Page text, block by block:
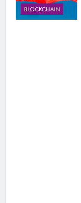
BLOCKCHAIN